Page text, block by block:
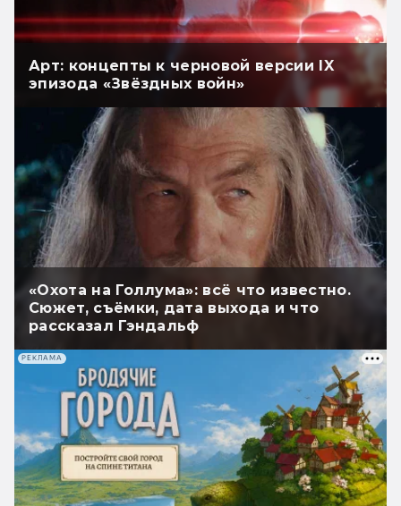
Арт: концепты к черновой версии IX
эпизода «Звёздных войн»
«Охота на Голлума»: всё что известно.
Сюжет, съёмки, дата выхода и что
рассказал Гэндальф
РЕКЛАМА